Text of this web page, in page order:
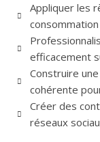
Appliquer les
efficacement
Construire
cohérente
Créer des
réseaux